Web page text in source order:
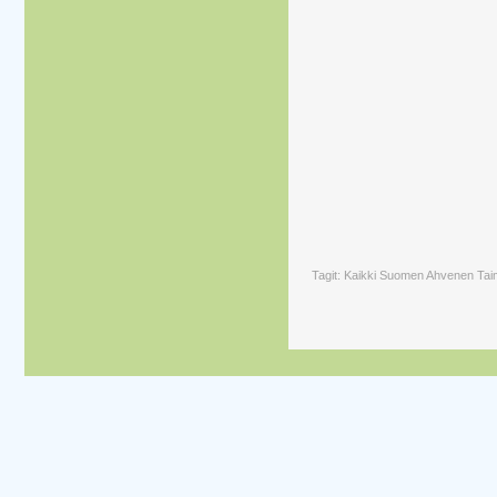
Tagit: Kaikki Suomen Ahvenen